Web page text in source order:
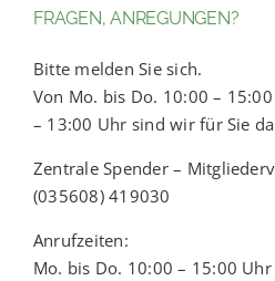
FRAGEN, ANREGUNGEN?
Bitte melden Sie sich.
Von Mo. bis Do. 10:00 –
– 13:00 Uhr sind wir für Sie
Zentrale Spender –
(035608) 419030
Anrufzeiten:
Mo. bis Do. 10:00 – 15:00 Uhr